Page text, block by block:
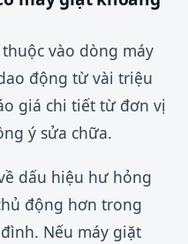
vào dòng máy
động từ vài triệu
giá chi tiết từ đơn vị
ý sửa chữa.
dấu hiệu hư hỏng
động hơn trong
Nếu máy giặt